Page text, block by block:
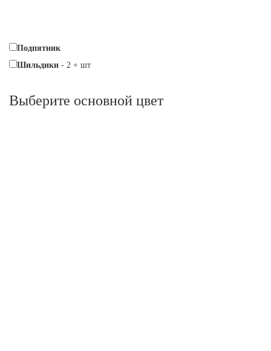
Подпятник
Шильдики - 2 + шт
Выберите oсновной цвет